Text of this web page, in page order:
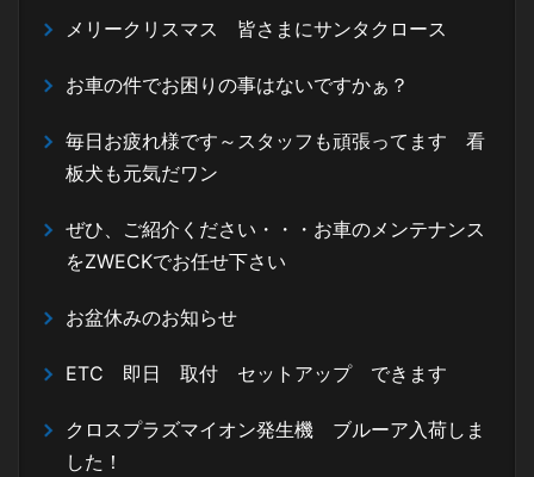
メリークリスマス 皆さまにサンタクロース
お車の件でお困りの事はないですかぁ？
毎日お疲れ様です～スタッフも頑張ってます 看
板犬も元気だワン
ぜひ、ご紹介ください・・・お車のメンテナンス
をZWECKでお任せ下さい
お盆休みのお知らせ
ETC 即日 取付 セットアップ できます
クロスプラズマイオン発生機 ブルーア入荷しま
した！